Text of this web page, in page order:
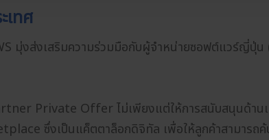
เทศ
มุ่งส่งเสริมความร่วมมือกับผู้จำหน่ายซอฟต์แวร์ญี่ปุ่น
Private Offer ไม่เพียงแต่ให้การสนับสนุนด้าน
ซึ่งเป็นแค็ตตาล็อกดิจิทัล เพื่อให้ลูกค้าสามารถค้